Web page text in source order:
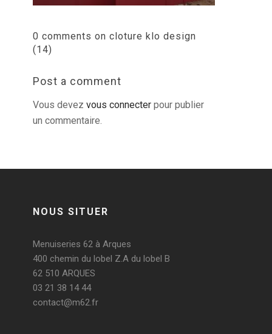
0 comments on cloture klo design
(14)
Post a comment
Vous devez vous connecter pour publier
un commentaire.
NOUS SITUER
Menuiseries 62 à Arques
400 chemin du lobel Z.A du lobel B
62 510 ARQUES
03 21 38 14 44
contact@m62.fr